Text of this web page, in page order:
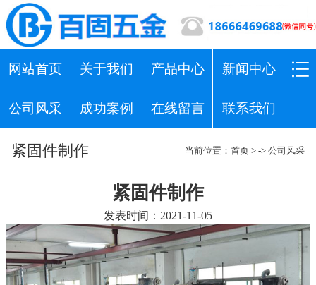
网站首页 关于我们 产品中心 新闻中心
公司风采 成功案例 在线留言 联系我们
紧固件制作 当前位置： 首页 > -> 公司风采
紧固件制作
发表时间：2021-11-05